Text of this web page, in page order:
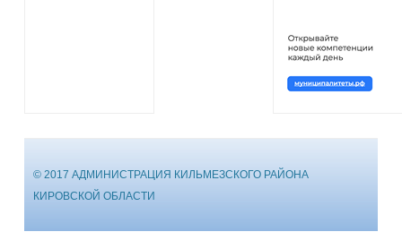
© 2017 АДМИНИСТРАЦИЯ КИЛЬМЕЗСКОГО РАЙОНА
КИРОВСКОЙ ОБЛАСТИ